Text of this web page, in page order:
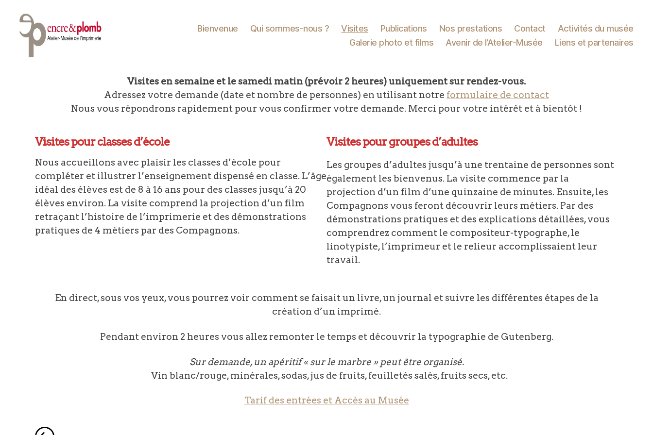
Bienvenue Qui sommes-nous ? Visites Publications Nos prestations Contact
Activités du musée
Galerie photo et films
Avenir de l’Atelier-Musée Liens et partenaires
Visites en semaine et le samedi matin (prévoir 2 heures) uniquement sur rendez-vous.
Adressez votre demande (date et nombre de personnes) en utilisant notre formulaire de contact
Nous vous répondrons rapidement pour vous confirmer votre demande. Merci pour votre intérêt et à bientôt !
Visites pour classes d’école
Nous accueillons avec plaisir les classes d’école pour
compléter et illustrer l’enseignement dispensé en classe. L’âge
idéal des élèves est de 8 à 16 ans pour des classes jusqu’à 20
élèves environ. La visite comprend la projection d’un film
retraçant l’histoire de l’imprimerie et des démonstrations
pratiques de 4 métiers par des Compagnons.
Visites pour groupes d’adultes
Les groupes d’adultes jusqu’à une trentaine de personnes sont
également les bienvenus. La visite commence par la
projection d’un film d’une quinzaine de minutes. Ensuite, les
Compagnons vous feront découvrir leurs métiers. Par des
démonstrations pratiques et des explications détaillées, vous
comprendrez comment le compositeur-typographe, le
linotypiste, l’imprimeur et le relieur accomplissaient leur
travail.
En direct, sous vos yeux, vous pourrez voir comment se faisait un livre, un journal et suivre les différentes étapes de la
création d’un imprimé.
Pendant environ 2 heures vous allez remonter le temps et découvrir la typographie de Gutenberg.
Sur demande, un apéritif « sur le marbre » peut être organisé.
Vin blanc/rouge, minérales, sodas, jus de fruits, feuilletés salés, fruits secs, etc.
Tarif des entrées et Accès au Musée